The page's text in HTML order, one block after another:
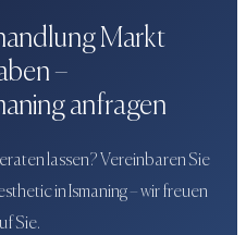
Markt
–
anfragen
lassen? Vereinbaren Sie
in Ismaning – wir freuen
Sie.